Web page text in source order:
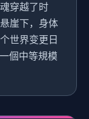
穿越了时
崖下，身体
世界变更日
個中等規模